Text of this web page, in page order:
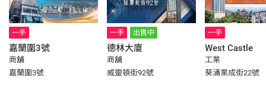
一手
嘉蘭圍3號
商舖
嘉蘭圍3號
一手 出售中
德林大廈
商舖
威靈頓街92號
一手
West Castle
工業
葵涌業成街22號